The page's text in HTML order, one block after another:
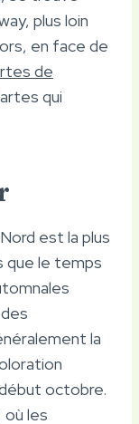
plus loin
en face de
de
qui
est la plus
que le temps
la
octobre.
où les